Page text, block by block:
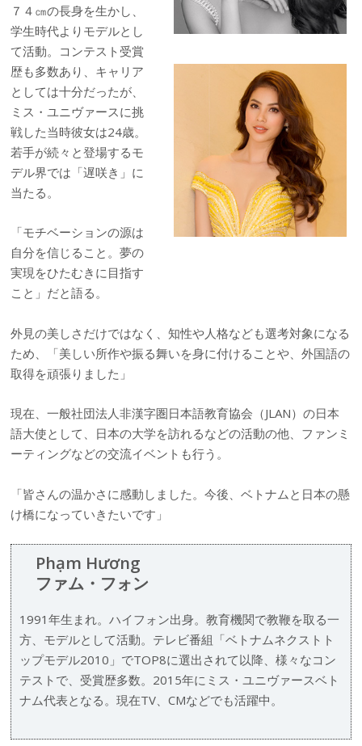
７４㎝の長身を生かし、
学生時代よりモデルとし
て活動。コンテスト受賞
歴も多数あり、キャリア
としては十分だったが、
ミス・ユニヴァースに挑
戦した当時彼女は24歳。
若手が続々と登場するモ
デル界では「遅咲き」に
当たる。
「モチベーションの源は
自分を信じること。夢の
実現をひたむきに目指す
こと」だと語る。
外見の美しさだけではなく、知性や人格なども選考対象になる
ため、「美しい所作や振る舞いを身に付けることや、外国語の
取得を頑張りました」
現在、一般社団法人非漢字圏日本語教育協会（JLAN）の日本
語大使として、日本の大学を訪れるなどの活動の他、ファンミ
ーティングなどの交流イベントも行う。
「皆さんの温かさに感動しました。今後、ベトナムと日本の懸
け橋になっていきたいです」
Phạm Hương
ファム・フォン
1991年生まれ。ハイフォン出身。教育機関で教鞭を取る一
方、モデルとして活動。テレビ番組「ベトナムネクストト
ップモデル2010」でTOP8に選出されて以降、様々なコン
テストで、受賞歴多数。2015年にミス・ユニヴァースベト
ナム代表となる。現在TV、CMなどでも活躍中。